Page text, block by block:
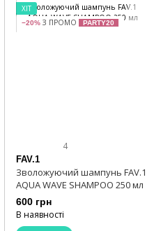
ХІТ
−20% З ПРОМО PARTY20
4
FAV.1
Зволожуючий шампунь FAV.1
AQUA WAVE SHAMPOO 250 мл
600 грн
В наявності